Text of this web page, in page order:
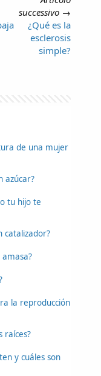
successivo →
¿Qué es la
esclerosis
simple?
de una mujer
azúcar?
tu hijo te
catalizador?
la reproducción
raíces?
y cuáles son